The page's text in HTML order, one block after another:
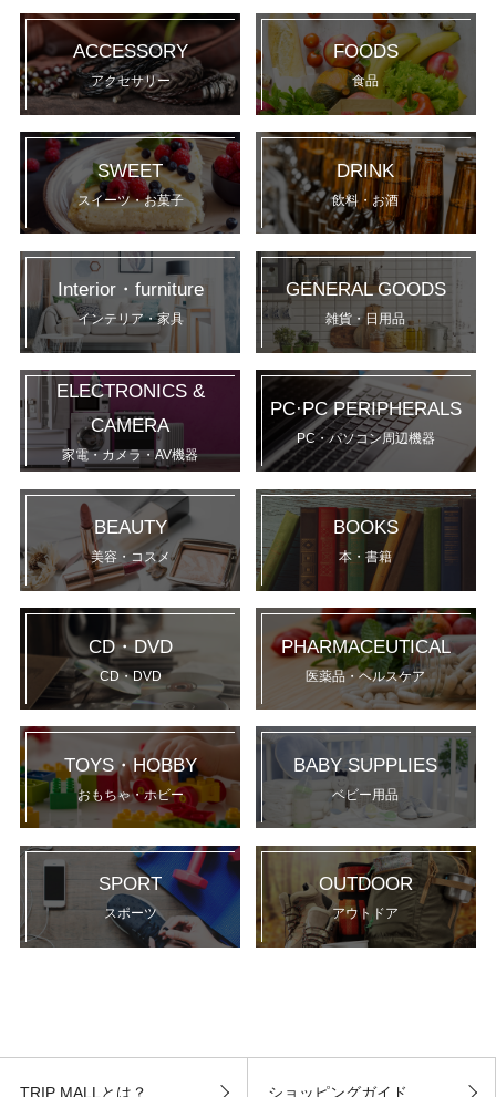
ACCESSORY
アクセサリー
FOODS
食品
SWEET
スイーツ・お菓子
DRINK
飲料・お酒
Interior・furniture
インテリア・家具
GENERAL GOODS
雑貨・日用品
ELECTRONICS &
CAMERA
家電・カメラ・AV機器
PC·PC PERIPHERALS
PC・パソコン周辺機器
BEAUTY
美容・コスメ
BOOKS
本・書籍
CD・DVD
CD・DVD
PHARMACEUTICAL
医薬品・ヘルスケア
TOYS・HOBBY
おもちゃ・ホビー
BABY SUPPLIES
ベビー用品
SPORT
スポーツ
OUTDOOR
アウトドア
TRIP MALLとは？ ショッピングガイド